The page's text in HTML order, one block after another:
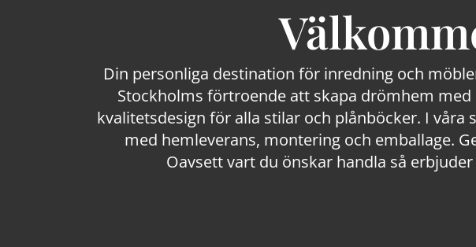
Din personliga destination för inredning och
Stockholms förtroende att skapa drömhem
kvalitetsdesign för alla stilar och plånböcker. I
med hemleverans, montering och emballage.
Oavsett vart du önskar handla så